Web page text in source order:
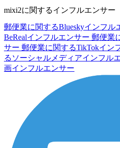
mixi2に関するインフルエンサー
郵便業に関するBlueskyインフル
BeRealインフルエンサー 郵便業
サー 郵便業に関するTikTokイン
るソーシャルメディアインフル
画インフルエンサー